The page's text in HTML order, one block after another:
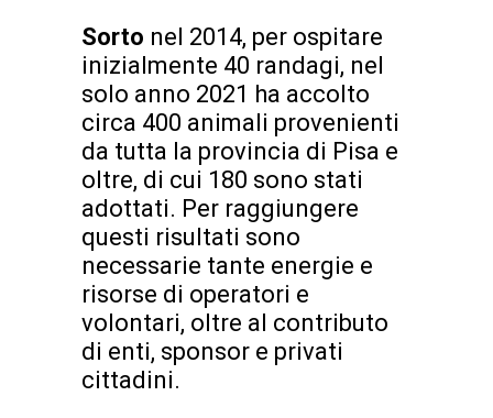
Sorto nel 2014, per ospitare
inizialmente 40 randagi, nel
solo anno 2021 ha accolto
circa 400 animali provenienti
da tutta la provincia di Pisa e
oltre, di cui 180 sono stati
adottati. Per raggiungere
questi risultati sono
necessarie tante energie e
risorse di operatori e
volontari, oltre al contributo
di enti, sponsor e privati
cittadini.